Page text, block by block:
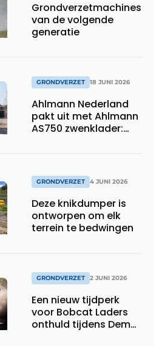
Grondverzetmachines
van de volgende
generatie
GRONDVERZET 18 JUNI 2026
Ahlmann Nederland
pakt uit met Ahlmann
AS750 zwenklader:
besturing.
GRONDVERZET 4 JUNI 2026
Deze knikdumper is
ontworpen om elk
terrein te bedwingen
GRONDVERZET 2 JUNI 2026
Een nieuw tijdperk
voor Bobcat Laders
onthuld tijdens Demo